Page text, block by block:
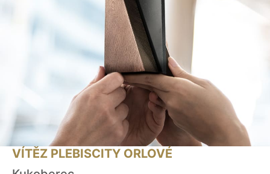
VÍTĚZ PLEBISCITY ORLOVÉ